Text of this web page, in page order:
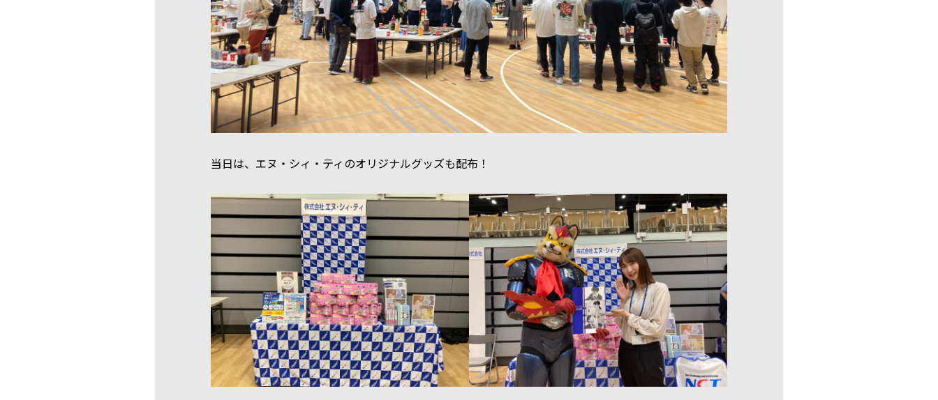
当日は、エヌ・シィ・ティのオリジナルグッズも配布！